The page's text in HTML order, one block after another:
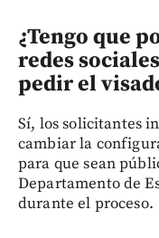
¿Tengo que
redes
pedir el
Sí, los solicitantes
cambiar la
para que sean
Departamento de
durante el proceso.